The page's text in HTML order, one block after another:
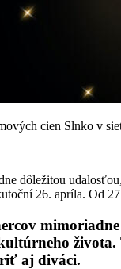
cien Slnko v
dôležitou
26. apríla. Od
aj diváci.